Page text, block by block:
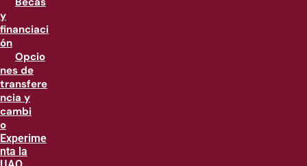
y
financiaci
ón
Opcio
nes de
transfere
ncia y
cambi
o
Experime
nta la